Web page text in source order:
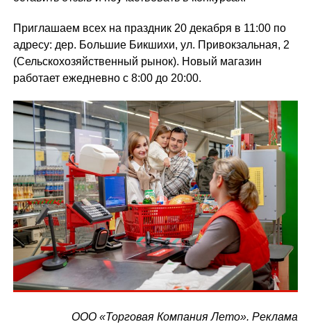
Приглашаем всех на праздник 20 декабря в 11:00 по
адресу: дер. Большие Бикшихи, ул. Привокзальная, 2
(Сельскохозяйственный рынок). Новый магазин
работает ежедневно с 8:00 до 20:00.
ООО «Торговая Компания Лето». Реклама